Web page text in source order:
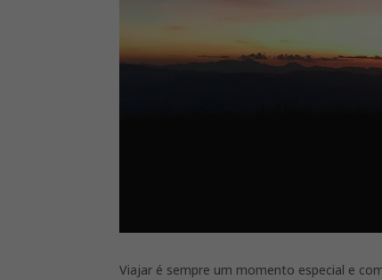
Viajar é sempre um momento especial e